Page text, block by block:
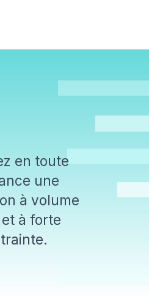
en toute
une
à volume
à forte